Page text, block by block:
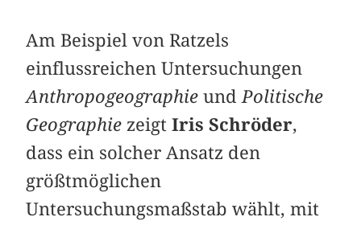
Am Beispiel von Ratzels
einflussreichen Untersuchungen
Anthropogeographieund Politische
Geographie zeigtIris Schröder,
dass ein solcher Ansatz den
größtmöglichen
Untersuchungsmaßstab wählt, mit